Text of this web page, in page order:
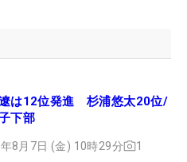
は12位発進 杉浦悠太20位/
下部
8月7日 (金) 10時29分 1